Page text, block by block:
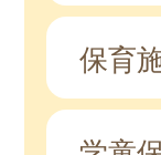
保育